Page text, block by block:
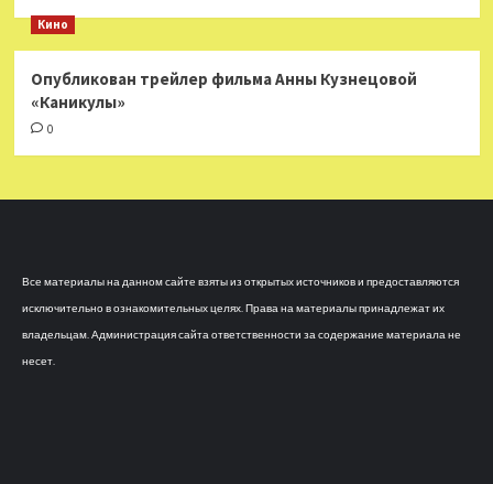
Кино
Опубликован трейлер фильма Анны Кузнецовой
«Каникулы»
0
Все материалы на данном сайте взяты из открытых источников и предоставляются
исключительно в ознакомительных целях. Права на материалы принадлежат их
владельцам. Администрация сайта ответственности за содержание материала не
несет.